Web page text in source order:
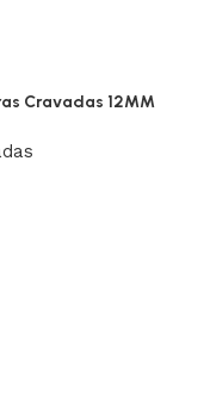
Cravadas 12MM